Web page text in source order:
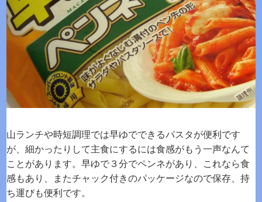
山ランチや時短調理では早ゆでできるパスタが便利です
が、細かったりして主食にするには食感がもう一声なんて
ことがあります。早ゆで３分でペンネがあり、これなら食
感もあり、またチャック付きのパッケージなので保存、持
ち運びも便利です。